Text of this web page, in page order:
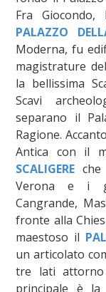
Fra
PALAZZO
Moderna, fu
magistrature
la bellissima
Scavi
separano il
Ragione.
Antica con il
SCALIGERE
Verona e i
Cangrande,
fronte alla
maestoso il
un articolato
tre lati attorno
principale è